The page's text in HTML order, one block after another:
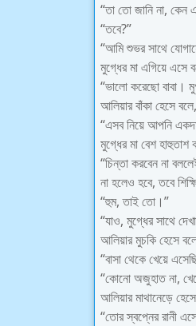
“তা তো জানি না,
“তবে?”
“আমি শুভর সাথে
মুগ্ধের মা এগিয়ে এসে
“ভালো করেছো বাবা।
আলিয়ার বাঁকা হেসে বলে,
“এসব নিয়ে আপনি
মুগ্ধের মা বেশ হাহুতাশ
“চিন্তা করবেন না
না হলেও হবে, তবে
“হুম, তাই তো।”
“যাও, মুগ্ধের সাথে
আলিয়ার মুচকি হেসে
“বাসা থেকে খেয়ে
“কোনো অজুহাত না,
আলিয়ার মাথানেড়ে
“তোর স্বপ্নের রানী